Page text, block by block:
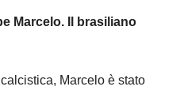
Marcelo. Il brasiliano
Marcelo è stato